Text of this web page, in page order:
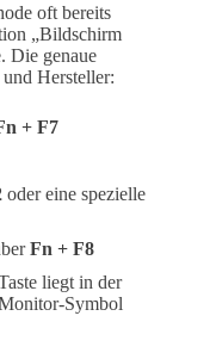
oft bereits
„Bildschirm
Die genaue
Hersteller:
+ F7
oder eine spezielle
Fn + F8
liegt in der
Symbol